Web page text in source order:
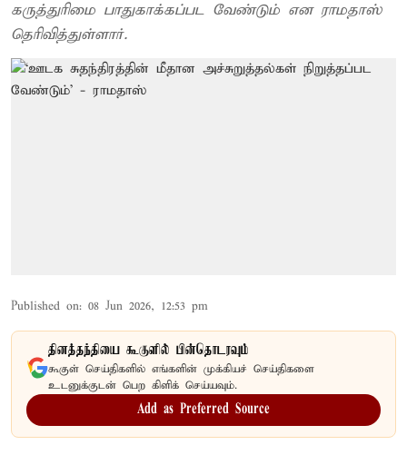
கருத்துரிமை பாதுகாக்கப்பட வேண்டும் என ராமதாஸ்
தெரிவித்துள்ளார்.
Published on: 08 Jun 2026, 12:53 pm
தினத்தந்தியை கூகுளில் பின்தொடரவும்
கூகுள் செய்திகளில் எங்களின் முக்கியச் செய்திகளை
உடனுக்குடன் பெற கிளிக் செய்யவும்.
Add as Preferred Source